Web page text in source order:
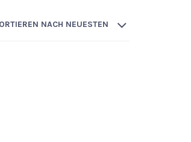
NACH NEUESTEN